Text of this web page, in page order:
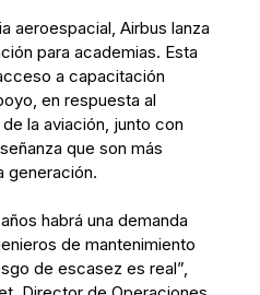
aeroespacial, Airbus lanza
para academias. Esta
a capacitación
en respuesta al
la aviación, junto con
que son más
generación.
habrá una demanda
de mantenimiento
de escasez es real”,